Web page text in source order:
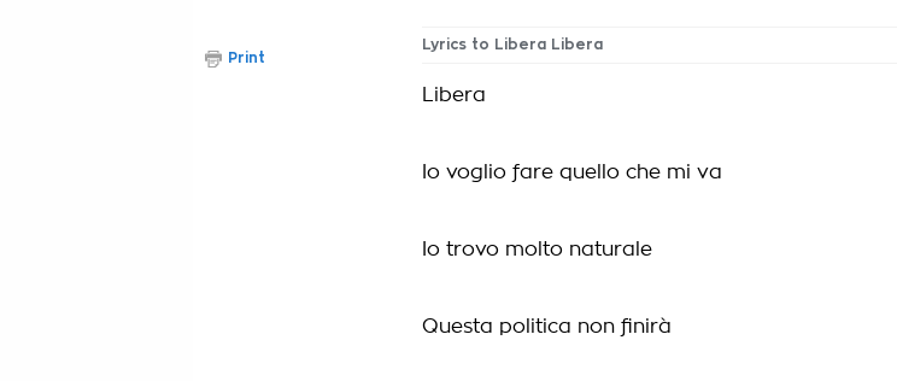
Lyrics to Libera Libera
Libera
Io voglio fare quello che mi va
Io trovo molto naturale
Questa politica non finirà
Print